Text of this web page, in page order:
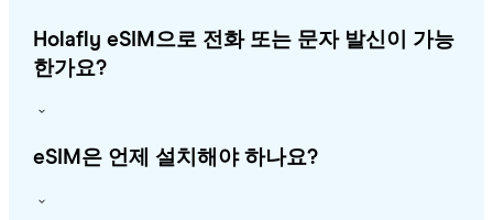
Holafly eSIM으로 전화 또는 문자 발신이 가능
한가요?
eSIM은 언제 설치해야 하나요?